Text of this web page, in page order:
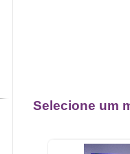
Selecione um